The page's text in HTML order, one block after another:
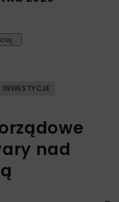
INWESTYCJE
nad